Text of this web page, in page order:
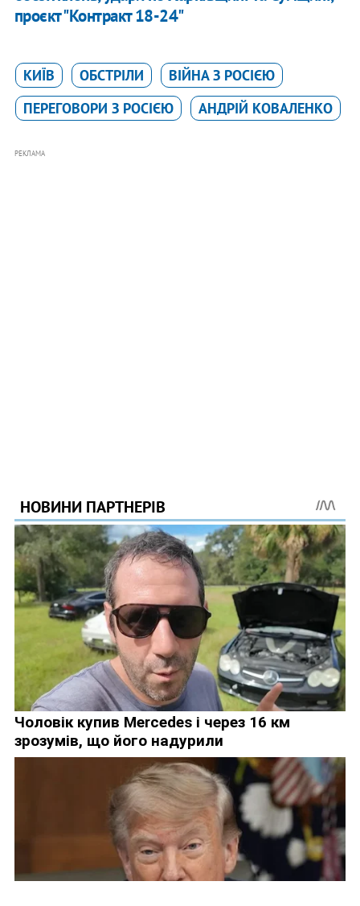
проєкт "Контракт 18-24"
КИЇВ ОБСТРІЛИ
ВІЙНА З РОСІЄЮ
ПЕРЕГОВОРИ З РОСІЄЮ
АНДРІЙ КОВАЛЕНКО
РЕКЛАМА